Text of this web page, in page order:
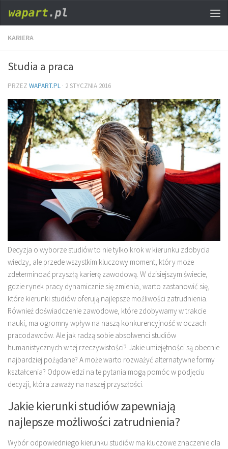
KARIERA
Studia a praca
PRZEZ WAPART.PL · 2 STYCZNIA 2016
Decyzja o wyborze studiów to nie tylko krok w kierunku zdobycia
wiedzy, ale przede wszystkim kluczowy moment, który może
zdeterminoać przyszłą karierę zawodową. W dzisiejszym świecie,
gdzie rynek pracy dynamicznie się zmienia, warto zastanowić się,
które kierunki studiów oferują najlepsze możliwości zatrudnienia.
Również doświadczenie zawodowe, które zdobywamy w trakcie
nauki, ma ogromny wpływ na naszą konkurencyjność w oczach
pracodawców. Ale jak radzą sobie absolwenci studiów
humanistycznych w tej rzeczywistości? Jakie umiejętności są obecnie
najbardziej pożądane? A może warto rozważyć alternatywne formy
kształcenia? Odpowiedzi na te pytania mogą pomóc w podjęciu
decyzji, która zaważy na naszej przyszłości.
Jakie kierunki studiów zapewniają
najlepsze możliwości zatrudnienia?
Wybór odpowiedniego kierunku studiów ma kluczowe znaczenie dla